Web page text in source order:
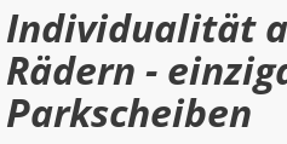
Individualität
Rädern -
Parkscheiben